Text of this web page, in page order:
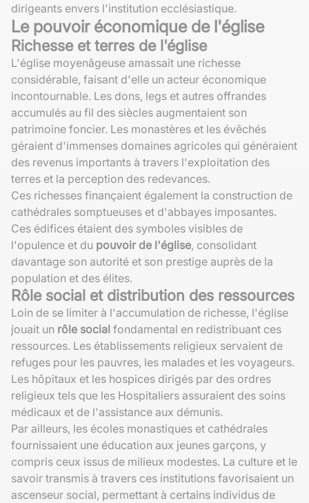
dirigeants envers l'institution ecclésiastique.
Le pouvoir économique de l'église
Richesse et terres de l'église
L'église moyenâgeuse amassait une richesse
considérable, faisant d'elle un acteur économique
incontournable. Les dons, legs et autres offrandes
accumulés au fil des siècles augmentaient son
patrimoine foncier. Les monastères et les évêchés
géraient d'immenses domaines agricoles qui généraient
des revenus importants à travers l'exploitation des
terres et la perception des redevances.
Ces richesses finançaient également la construction de
cathédrales somptueuses et d'abbayes imposantes.
Ces édifices étaient des symboles visibles de
l'opulence et du pouvoir de l'église, consolidant
davantage son autorité et son prestige auprès de la
population et des élites.
Rôle social et distribution des ressources
Loin de se limiter à l'accumulation de richesse, l'église
jouait un rôle social fondamental en redistribuant ces
ressources. Les établissements religieux servaient de
refuges pour les pauvres, les malades et les voyageurs.
Les hôpitaux et les hospices dirigés par des ordres
religieux tels que les Hospitaliers assuraient des soins
médicaux et de l'assistance aux démunis.
Par ailleurs, les écoles monastiques et cathédrales
fournissaient une éducation aux jeunes garçons, y
compris ceux issus de milieux modestes. La culture et le
savoir transmis à travers ces institutions favorisaient un
ascenseur social, permettant à certains individus de